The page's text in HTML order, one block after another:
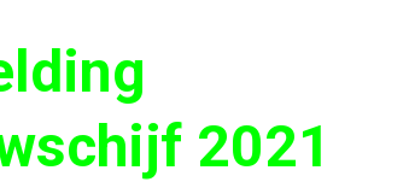
2021